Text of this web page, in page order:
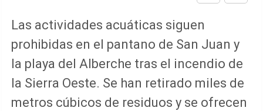
Las actividades acuáticas siguen
prohibidas en el pantano de San Juan y
la playa del Alberche tras el incendio de
la Sierra Oeste. Se han retirado miles de
metros cúbicos de residuos y se ofrecen